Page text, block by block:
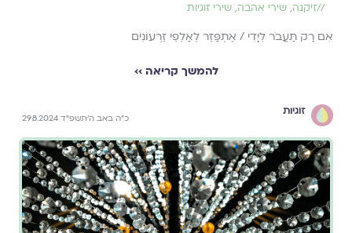
//זיקנה, שירי אהבה, שירי זוגיות
אִם רַק תַּעֲבֹר לְיָדִי / אֶתְפַּזֵּר לְאַלְפֵי זֵרְעוֹנִים
להמשך קריאה ››
זוגיות
כ״ה באב ה׳תשפ״ד 29.8.2024